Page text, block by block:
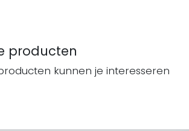
producten
kunnen je interesseren